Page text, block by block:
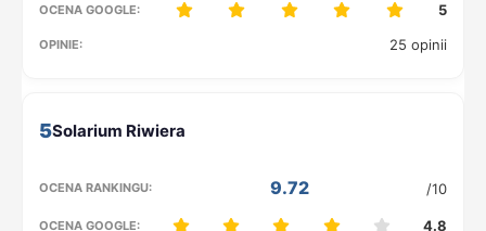
5
25 opinii
5
9.72 /10
4.8